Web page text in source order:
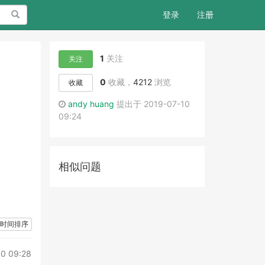
搜索 登录 注册
时间排序
09:28
关注 1 关注
收藏 0 收藏， 4212浏览
andy huang 提出于 2019-07-10
09:24
相似问题